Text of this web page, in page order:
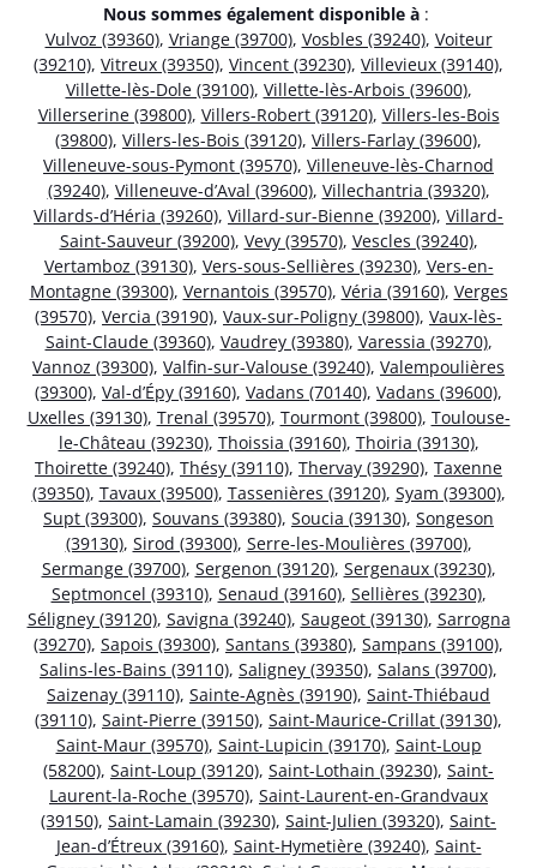
Nous sommes également disponible à :
Vulvoz (39360), Vriange (39700), Vosbles (39240), Voiteur
(39210), Vitreux (39350), Vincent (39230), Villevieux (39140),
Villette-lès-Dole (39100), Villette-lès-Arbois (39600),
Villerserine (39800), Villers-Robert (39120), Villers-les-Bois
(39800), Villers-les-Bois (39120), Villers-Farlay (39600),
Villeneuve-sous-Pymont (39570), Villeneuve-lès-Charnod
(39240), Villeneuve-d’Aval (39600), Villechantria (39320),
Villards-d’Héria (39260), Villard-sur-Bienne (39200), Villard-
Saint-Sauveur (39200), Vevy (39570), Vescles (39240),
Vertamboz (39130), Vers-sous-Sellières (39230), Vers-en-
Montagne (39300), Vernantois (39570), Véria (39160), Verges
(39570), Vercia (39190), Vaux-sur-Poligny (39800), Vaux-lès-
Saint-Claude (39360), Vaudrey (39380), Varessia (39270),
Vannoz (39300), Valfin-sur-Valouse (39240), Valempoulières
(39300), Val-d’Épy (39160), Vadans (70140), Vadans (39600),
Uxelles (39130), Trenal (39570), Tourmont (39800), Toulouse-
le-Château (39230), Thoissia (39160), Thoiria (39130),
Thoirette (39240), Thésy (39110), Thervay (39290), Taxenne
(39350), Tavaux (39500), Tassenières (39120), Syam (39300),
Supt (39300), Souvans (39380), Soucia (39130), Songeson
(39130), Sirod (39300), Serre-les-Moulières (39700),
Sermange (39700), Sergenon (39120), Sergenaux (39230),
Septmoncel (39310), Senaud (39160), Sellières (39230),
Séligney (39120), Savigna (39240), Saugeot (39130), Sarrogna
(39270), Sapois (39300), Santans (39380), Sampans (39100),
Salins-les-Bains (39110), Saligney (39350), Salans (39700),
Saizenay (39110), Sainte-Agnès (39190), Saint-Thiébaud
(39110), Saint-Pierre (39150), Saint-Maurice-Crillat (39130),
Saint-Maur (39570), Saint-Lupicin (39170), Saint-Loup
(58200), Saint-Loup (39120), Saint-Lothain (39230), Saint-
Laurent-la-Roche (39570), Saint-Laurent-en-Grandvaux
(39150), Saint-Lamain (39230), Saint-Julien (39320), Saint-
Jean-d’Étreux (39160), Saint-Hymetière (39240), Saint-